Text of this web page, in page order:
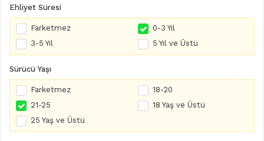
Ehliyet Süresi
Farketmez
0-3 Yıl
3-5 Yıl
5 Yıl ve Üstü
Sürücü Yaşı
Farketmez
18-20
21-25
18 Yaş ve Üstü
25 Yaş ve Üstü